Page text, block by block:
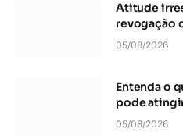
Atitude
revogação
05/08/2026
Entenda o
pode
05/08/2026